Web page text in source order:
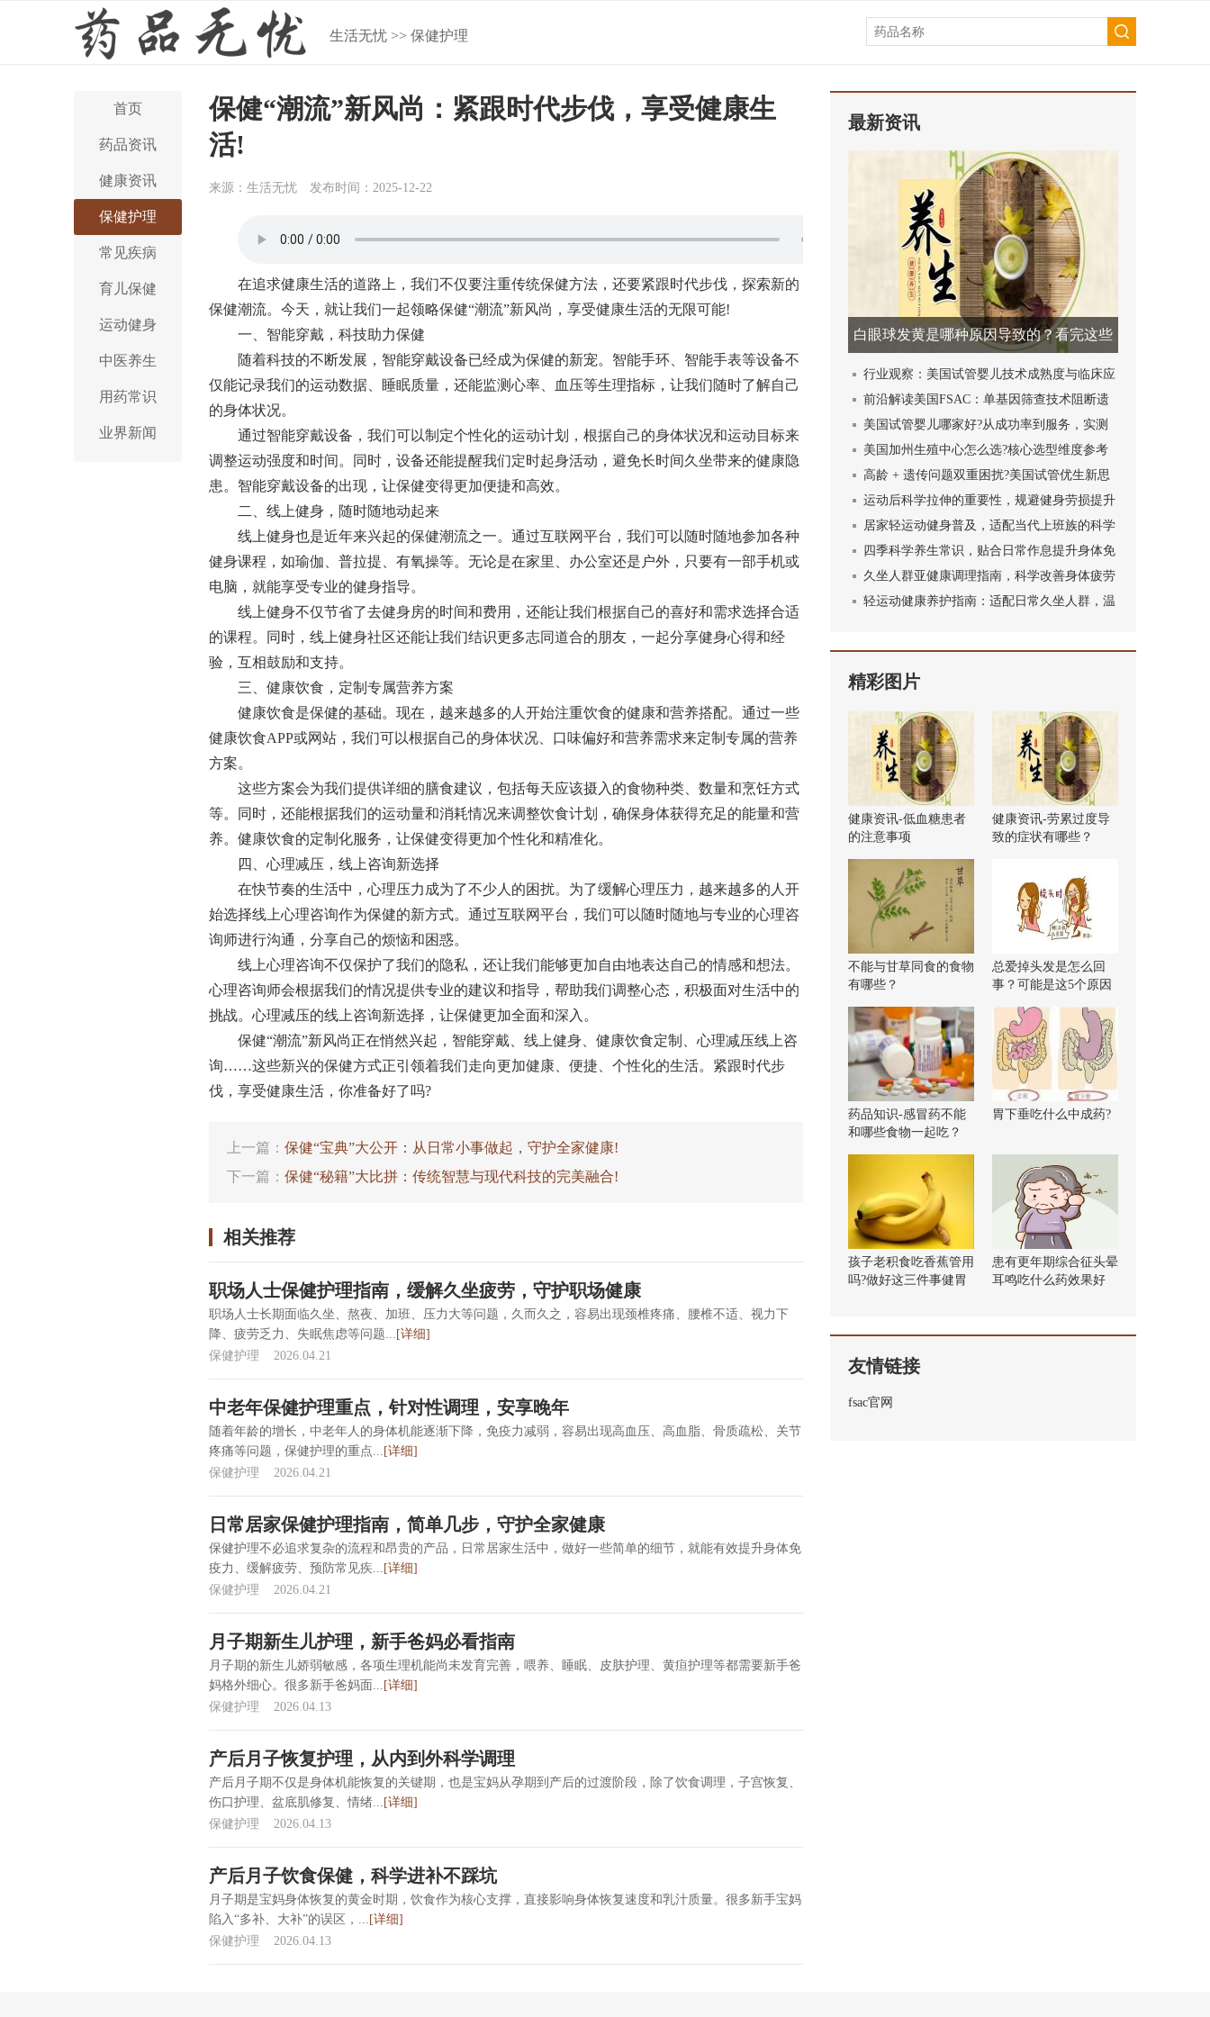
生活无忧 >> 保健护理
首页
药品资讯
健康资讯
保健护理
常见疾病
育儿保健
运动健身
中医养生
用药常识
业界新闻
保健“潮流”新风尚：紧跟时代步伐，享受健康生
活!
来源：生活无忧 发布时间：2025-12-22
在追求健康生活的道路上，我们不仅要注重传统保健方法，还要紧跟时代步伐，探索新的
保健潮流。今天，就让我们一起领略保健“潮流”新风尚，享受健康生活的无限可能!
一、智能穿戴，科技助力保健
随着科技的不断发展，智能穿戴设备已经成为保健的新宠。智能手环、智能手表等设备不
仅能记录我们的运动数据、睡眠质量，还能监测心率、血压等生理指标，让我们随时了解自己
的身体状况。
通过智能穿戴设备，我们可以制定个性化的运动计划，根据自己的身体状况和运动目标来
调整运动强度和时间。同时，设备还能提醒我们定时起身活动，避免长时间久坐带来的健康隐
患。智能穿戴设备的出现，让保健变得更加便捷和高效。
二、线上健身，随时随地动起来
线上健身也是近年来兴起的保健潮流之一。通过互联网平台，我们可以随时随地参加各种
健身课程，如瑜伽、普拉提、有氧操等。无论是在家里、办公室还是户外，只要有一部手机或
电脑，就能享受专业的健身指导。
线上健身不仅节省了去健身房的时间和费用，还能让我们根据自己的喜好和需求选择合适
的课程。同时，线上健身社区还能让我们结识更多志同道合的朋友，一起分享健身心得和经
验，互相鼓励和支持。
三、健康饮食，定制专属营养方案
健康饮食是保健的基础。现在，越来越多的人开始注重饮食的健康和营养搭配。通过一些
健康饮食APP或网站，我们可以根据自己的身体状况、口味偏好和营养需求来定制专属的营养
方案。
这些方案会为我们提供详细的膳食建议，包括每天应该摄入的食物种类、数量和烹饪方式
等。同时，还能根据我们的运动量和消耗情况来调整饮食计划，确保身体获得充足的能量和营
养。健康饮食的定制化服务，让保健变得更加个性化和精准化。
四、心理减压，线上咨询新选择
在快节奏的生活中，心理压力成为了不少人的困扰。为了缓解心理压力，越来越多的人开
始选择线上心理咨询作为保健的新方式。通过互联网平台，我们可以随时随地与专业的心理咨
询师进行沟通，分享自己的烦恼和困惑。
线上心理咨询不仅保护了我们的隐私，还让我们能够更加自由地表达自己的情感和想法。
心理咨询师会根据我们的情况提供专业的建议和指导，帮助我们调整心态，积极面对生活中的
挑战。心理减压的线上咨询新选择，让保健更加全面和深入。
保健“潮流”新风尚正在悄然兴起，智能穿戴、线上健身、健康饮食定制、心理减压线上咨
询……这些新兴的保健方式正引领着我们走向更加健康、便捷、个性化的生活。紧跟时代步
伐，享受健康生活，你准备好了吗?
上一篇： 保健“宝典”大公开：从日常小事做起，守护全家健康!
下一篇： 保健“秘籍”大比拼：传统智慧与现代科技的完美融合!
相关推荐
职场人士保健护理指南，缓解久坐疲劳，守护职场健康
职场人士长期面临久坐、熬夜、加班、压力大等问题，久而久之，容易出现颈椎疼痛、腰椎不适、视力下
降、疲劳乏力、失眠焦虑等问题... [详细]
保健护理
2026.04.21
中老年保健护理重点，针对性调理，安享晚年
随着年龄的增长，中老年人的身体机能逐渐下降，免疫力减弱，容易出现高血压、高血脂、骨质疏松、关节
疼痛等问题，保健护理的重点... [详细]
保健护理
2026.04.21
日常居家保健护理指南，简单几步，守护全家健康
保健护理不必追求复杂的流程和昂贵的产品，日常居家生活中，做好一些简单的细节，就能有效提升身体免
疫力、缓解疲劳、预防常见疾... [详细]
保健护理
2026.04.21
月子期新生儿护理，新手爸妈必看指南
月子期的新生儿娇弱敏感，各项生理机能尚未发育完善，喂养、睡眠、皮肤护理、黄疸护理等都需要新手爸
妈格外细心。很多新手爸妈面... [详细]
保健护理
2026.04.13
产后月子恢复护理，从内到外科学调理
产后月子期不仅是身体机能恢复的关键期，也是宝妈从孕期到产后的过渡阶段，除了饮食调理，子宫恢复、
伤口护理、盆底肌修复、情绪... [详细]
保健护理
2026.04.13
产后月子饮食保健，科学进补不踩坑
月子期是宝妈身体恢复的黄金时期，饮食作为核心支撑，直接影响身体恢复速度和乳汁质量。很多新手宝妈
陷入“多补、大补”的误区，... [详细]
保健护理
2026.04.13
最新资讯
白眼球发黄是哪种原因导致的？看完这些
健康资讯就明白！
行业观察：美国试管婴儿技术成熟度与临床应
用现状解析
前沿解读美国FSAC：单基因筛查技术阻断遗
传疾病优势
美国试管婴儿哪家好?从成功率到服务，实测
对比不踩坑
美国加州生殖中心怎么选?核心选型维度参考
高龄 + 遗传问题双重困扰?美国试管优生新思
路
运动后科学拉伸的重要性，规避健身劳损提升
训练效果
居家轻运动健身普及，适配当代上班族的科学
锻炼方式
四季科学养生常识，贴合日常作息提升身体免
疫力
久坐人群亚健康调理指南，科学改善身体疲劳
状态
轻运动健康养护指南：适配日常久坐人群，温
精彩图片
健康资讯-低血糖患者
的注意事项
健康资讯-劳累过度导
致的症状有哪些？
不能与甘草同食的食物
有哪些？
总爱掉头发是怎么回
事？可能是这5个原因
药品知识-感冒药不能
和哪些食物一起吃？
胃下垂吃什么中成药?
孩子老积食吃香蕉管用
吗?做好这三件事健胃
患有更年期综合征头晕
耳鸣吃什么药效果好
友情链接
fsac官网